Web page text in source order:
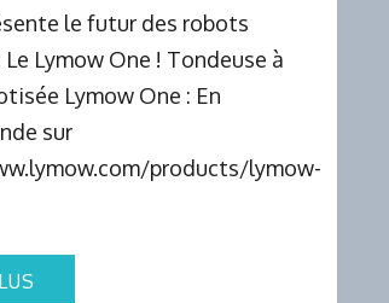
le futur des robots
Lymow One ! Tondeuse à
Lymow One : En
sur
products/lymow-